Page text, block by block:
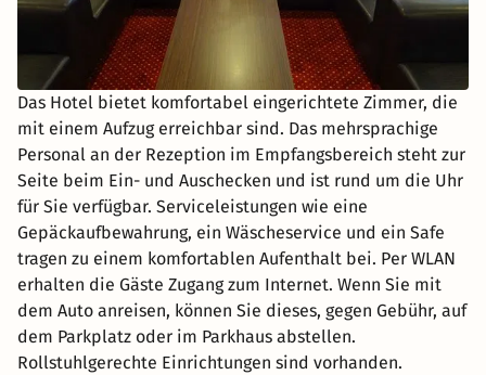
Das Hotel bietet komfortabel eingerichtete Zimmer, die
mit einem Aufzug erreichbar sind. Das mehrsprachige
Personal an der Rezeption im Empfangsbereich steht zur
Seite beim Ein- und Auschecken und ist rund um die Uhr
für Sie verfügbar. Serviceleistungen wie eine
Gepäckaufbewahrung, ein Wäscheservice und ein Safe
tragen zu einem komfortablen Aufenthalt bei. Per WLAN
erhalten die Gäste Zugang zum Internet. Wenn Sie mit
dem Auto anreisen, können Sie dieses, gegen Gebühr, auf
dem Parkplatz oder im Parkhaus abstellen.
Rollstuhlgerechte Einrichtungen sind vorhanden.